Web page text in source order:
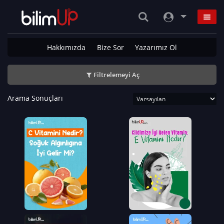
Hakkımızda Bize Sor Yazarımız Ol
Filtrelemeyi Aç
Arama Sonuçları